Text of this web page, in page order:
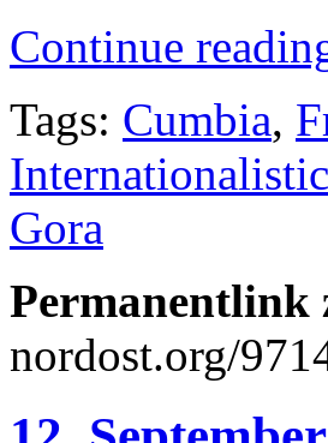
Continue
Tags: Cumbia,
Gora
Permanentlink
nordost.org/